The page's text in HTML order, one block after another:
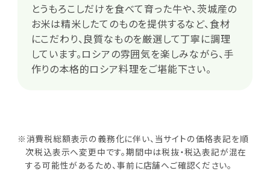
とうもろこしだけを食べて育った牛や、茨城産の
お米は精米したてのものを提供するなど、食材
にこだわり、良質なものを厳選して丁寧に調理
しています。ロシアの雰囲気を楽しみながら、手
作りの本格的ロシア料理をご堪能下さい。
※消費税総額表示の義務化に伴い、当サイトの価格表記を順
次税込表示へ変更中です。期間中は税抜・税込表記が混在
する可能性があるため、事前に店舗へご確認ください。